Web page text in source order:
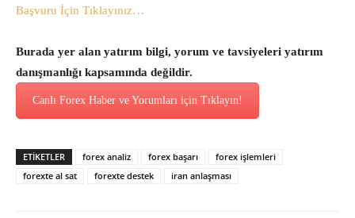
Başvuru İçin Tıklayınız…
Burada yer alan yatırım bilgi, yorum ve tavsiyeleri yatırım
danışmanlığı kapsamında değildir.
Canlı Forex Haber ve Yorumları için Tıklayın!
ETİKETLER forex analiz forex başarı
forex işlemleri
forexte al sat
forexte destek iran anlaşması